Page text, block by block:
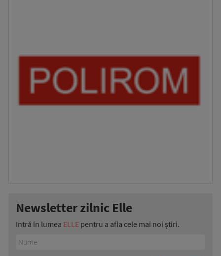
Newsletter zilnic Elle
Intră în lumea ELLE pentru a afla cele mai noi știri.